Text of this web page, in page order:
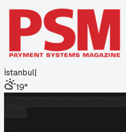
İstanbul|
19°